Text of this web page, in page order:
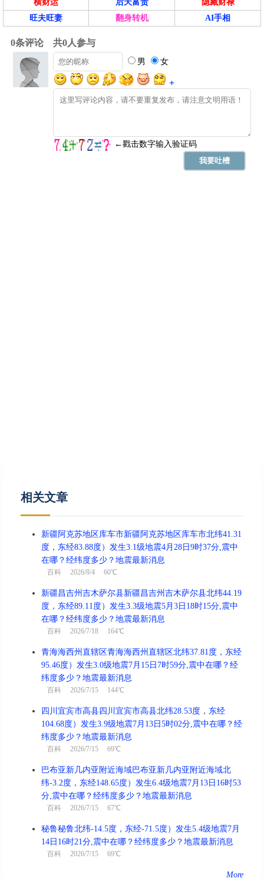
横财运
后天富贵
隐藏财禄
旺夫旺妻
翻身转机 AI手相
相关文章
新疆阿克苏地区库车市新疆阿克苏地区库车市北纬41.31
度，东经83.88度）发生3.1级地震4月28日9时37分,震中
在哪？经纬度多少？地震最新消息
百科 2026/8/4 60℃
新疆昌吉州吉木萨尔县新疆昌吉州吉木萨尔县北纬44.19
度，东经89.11度）发生3.3级地震5月3日18时15分,震中
在哪？经纬度多少？地震最新消息
百科 2026/7/18 164℃
青海海西州直辖区青海海西州直辖区北纬37.81度，东经
95.46度）发生3.0级地震7月15日7时59分,震中在哪？经
纬度多少？地震最新消息
百科 2026/7/15 144℃
四川宜宾市高县四川宜宾市高县北纬28.53度，东经
104.68度）发生3.9级地震7月13日5时02分,震中在哪？经
纬度多少？地震最新消息
百科 2026/7/15 69℃
巴布亚新几内亚附近海域巴布亚新几内亚附近海域北
纬-3.2度，东经148.65度）发生6.4级地震7月13日16时53
分,震中在哪？经纬度多少？地震最新消息
百科 2026/7/15 67℃
秘鲁秘鲁北纬-14.5度，东经-71.5度）发生5.4级地震7月
14日16时21分,震中在哪？经纬度多少？地震最新消息
百科 2026/7/15 69℃
More